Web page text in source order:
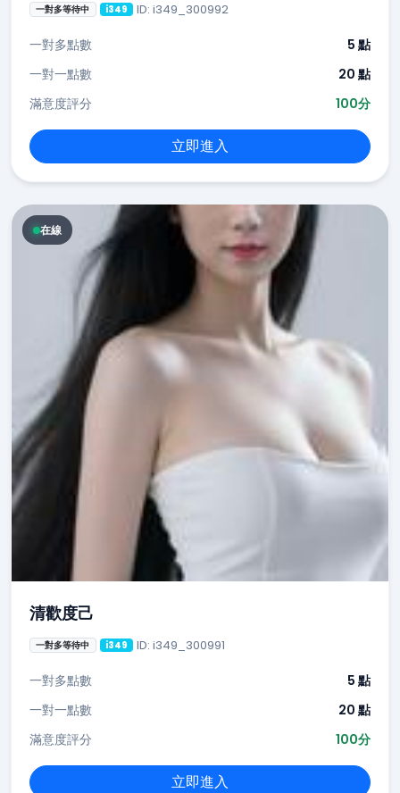
一對多等待中 i349 ID: i349_300992
一對多點數
5 點
一對一點數
20 點
滿意度評分
100分
立即進入
在線
清歡度己
一對多等待中 i349 ID: i349_300991
一對多點數
5 點
一對一點數
20 點
滿意度評分
100分
立即進入